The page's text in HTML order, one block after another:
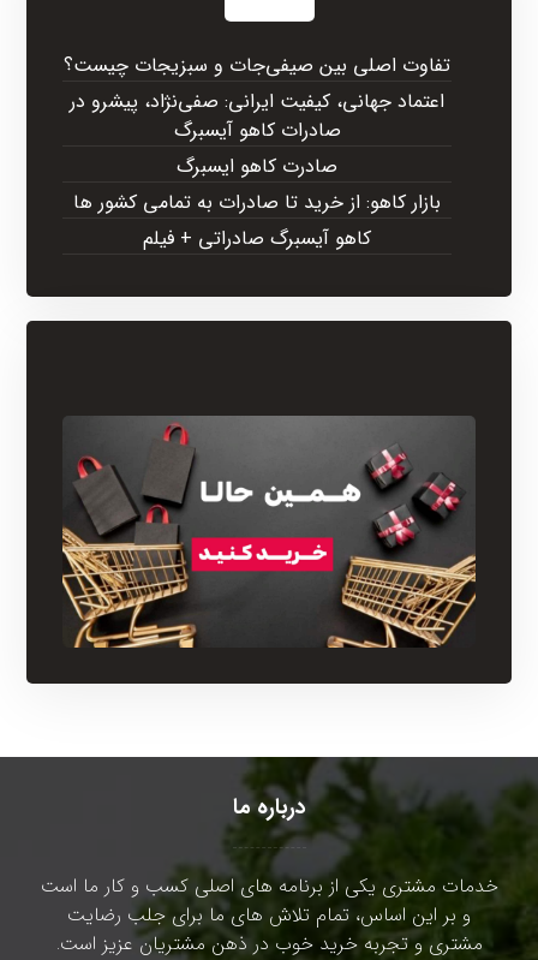
تفاوت اصلی بین صیفی‌جات و سبزیجات چیست؟
اعتماد جهانی، کیفیت ایرانی: صفی‌نژاد، پیشرو در
صادرات کاهو آیسبرگ
صادرت کاهو ایسبرگ
بازار کاهو: از خرید تا صادرات به تمامی کشور ها
کاهو آیسبرگ صادراتی + فیلم
درباره ما
خدمات مشتری یکی از برنامه های اصلی کسب و کار ما است
و بر این اساس، تمام تلاش های ما برای جلب رضایت
مشتری و تجربه خرید خوب در ذهن مشتریان عزیز است.